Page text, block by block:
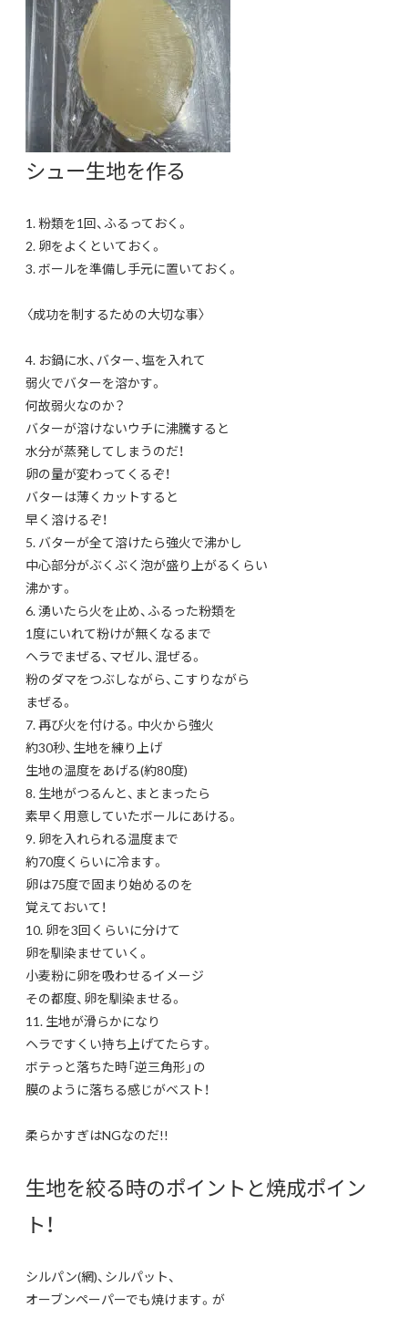
シュー生地を作る
1. 粉類を1回、ふるっておく。
2. 卵をよくといておく。
3. ボールを準備し手元に置いておく。
〈成功を制するための大切な事〉
4. お鍋に水、バター、塩を入れて
弱火でバターを溶かす。
何故弱火なのか？
バターが溶けないウチに沸騰すると
水分が蒸発してしまうのだ！
卵の量が変わってくるぞ！
バターは薄くカットすると
早く溶けるぞ！
5. バターが全て溶けたら強火で沸かし
中心部分がぶくぶく泡が盛り上がるくらい
沸かす。
6. 湧いたら火を止め、ふるった粉類を
1度にいれて粉けが無くなるまで
ヘラでまぜる、マゼル、混ぜる。
粉のダマをつぶしながら、こすりながら
まぜる。
7. 再び火を付ける。中火から強火
約30秒、生地を練り上げ
生地の温度をあげる(約80度)
8. 生地がつるんと、まとまったら
素早く用意していたボールにあける。
9. 卵を入れられる温度まで
約70度くらいに冷ます。
卵は75度で固まり始めるのを
覚えておいて！
10. 卵を3回くらいに分けて
卵を馴染ませていく。
小麦粉に卵を吸わせるイメージ
その都度、卵を馴染ませる。
11. 生地が滑らかになり
ヘラですくい持ち上げてたらす。
ボテっと落ちた時「逆三角形」の
膜のように落ちる感じがベスト！
柔らかすぎはNGなのだ!!
生地を絞る時のポイントと焼成ポイン
ト！
シルパン(網)、シルパット、
オーブンペーパーでも焼けます。が